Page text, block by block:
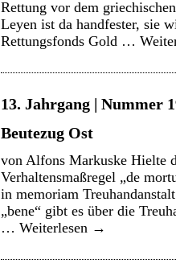
Rettung vor dem
Leyen ist da handfester, sie
Rettungsfonds Gold …
13. Jahrgang | Nummer
Beutezug Ost
von Alfons Markuske Hielte
Verhaltensmaßregel „de
in memoriam
„bene“ gibt es über die
… Weiterlesen →